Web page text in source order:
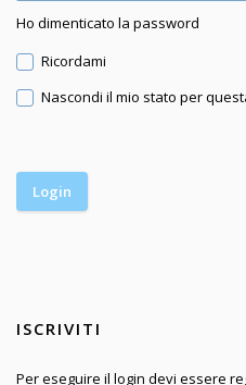
Ho dimenticato la password
Ricordami
Nascondi il mio stato per
ISCRIVITI
Per eseguire il login devi essere